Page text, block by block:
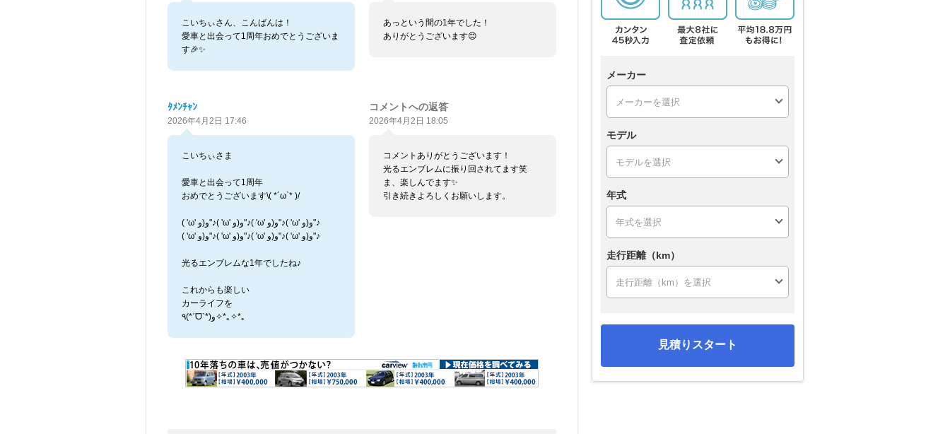
こいちぃさん、こんばんは！
愛車と出会って1周年おめでとうございま
す🎉✨
あっという間の1年でした！
ありがとうございます😊
ﾀﾒﾝﾁｬﾝ
2026年4月2日 17:46
こいちぃさま
愛車と出会って1周年
おめでとうございます\( *´ω`* )/
( 'ω' و(و"♪( 'ω' و(و"♪( 'ω' و(و"♪( 'ω' و(و"♪
( 'ω' و(و"♪( 'ω' و(و"♪( 'ω' و(و"♪( 'ω' و(و"♪
光るエンブレムな1年でしたね♪
これからも楽しい
カーライフを
٩(*ˊᗜˋ*)و✧*｡✧*｡
コメントへの返答
2026年4月2日 18:05
コメントありがとうございます！
光るエンブレムに振り回されてます笑
ま、楽しんでます✨
引き続きよろしくお願いします。
メーカー
モデル
年式
走行距離（km）
見積りスタート